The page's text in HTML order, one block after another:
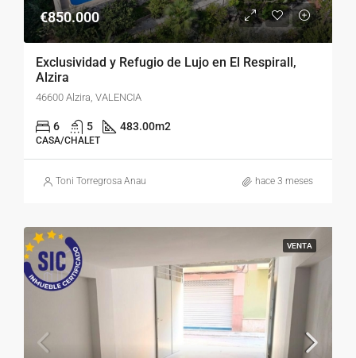
€850.000
Exclusividad y Refugio de Lujo en El Respirall,
Alzira
46600 Alzira, VALENCIA
6 5 483.00m2
CASA/CHALET
Toni Torregrosa Anau hace 3 meses
VENTA